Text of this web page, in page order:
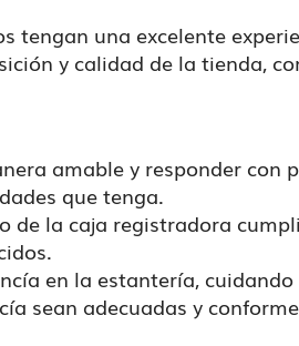
tengan una excelente
y calidad de la tienda,
amable y responder con
que tenga.
de la caja registradora
en la estantería,
sean adecuadas y